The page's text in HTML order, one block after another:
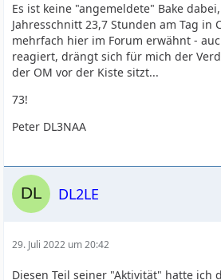
Es ist keine "angemeldete" Bake
Jahresschnitt 23,7 Stunden am Tag in
mehrfach hier im Forum erwähnt -
reagiert, drängt sich für mich der
der OM vor der Kiste sitzt...
73!
Peter DL3NAA
DL2LE
29. Juli 2022 um 20:42
Diesen Teil seiner "Aktivität" hatte ich